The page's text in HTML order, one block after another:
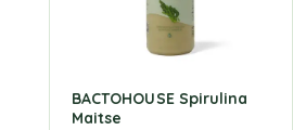
BACTOHOUSE Spirulina
Maitse